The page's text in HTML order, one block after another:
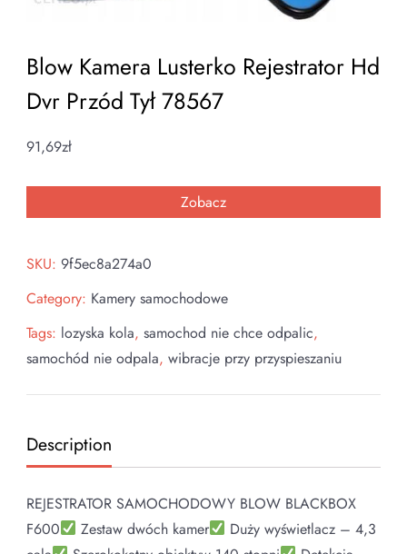
Blow Kamera Lusterko Rejestrator Hd
Dvr Przód Tył 78567
91,69zł
Zobacz
SKU: 9f5ec8a274a0
Category: Kamery samochodowe
Tags: lozyska kola, samochod nie chce odpalic,
samochód nie odpala, wibracje przy przyspieszaniu
Description
REJESTRATOR SAMOCHODOWY BLOW BLACKBOX
F600
Zestaw dwóch kamer
Duży wyświetlacz – 4,3